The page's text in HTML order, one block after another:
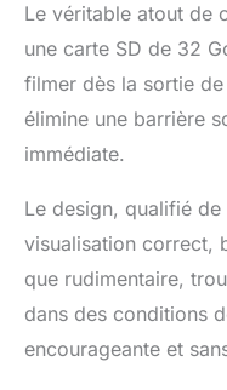
Le véritable atout de
une carte SD de 32
filmer dès la sortie
élimine une barrière
immédiate.
Le design, qualifié
visualisation correct,
que rudimentaire,
dans des conditions
encourageante et